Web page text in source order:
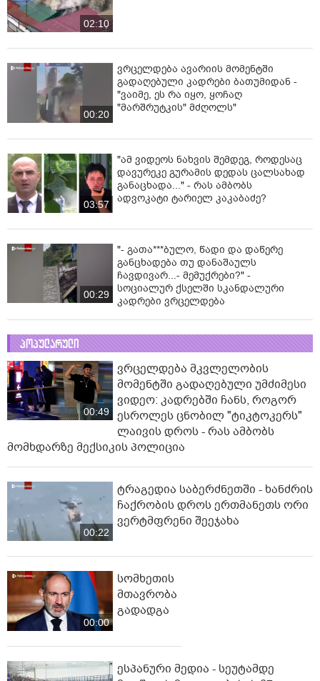
02:10
00:20
ვრცელდება ავარიის მომენტში
გადაღებული კადრები ბათუმიდან -
"ვაიმე, ეს რა იყო, ყოჩაღ
"მარშრუტკის" მძღოლს"
03:57
"ამ ვიდეოს ნახვის შემდეგ, როდესაც
დავურეკე გურამის დედას ცალსახად
განაცხადა..." - რას ამბობს
ადვოკატი ტარიელ კაკაბაძე?
00:29
"- გათა***ბულო, წადი და დაწერე
განცხადება თუ დანაშაულს
ჩავდივარ...- მემუქრები?" -
სოციალურ ქსელში სკანდალური
კადრები ვრცელდება
პოპულარული
00:49
ვრცელდება მკვლელობის
მომენტში გადაღებული უმძიმესი
ვიდეო: კადრებში ჩანს, როგორ
ესროლეს ცნობილ "ტიკტოკერს"
ლაივის დროს - რას ამბობს
მომხდარზე მექსიკის პოლიცია
00:22
ტრაგედია საბერძნეთში - ხანძრის
ჩაქრობის დროს ერთმანეთს ორი
ვერტმფრენი შეეჯახა
00:00
სომხეთის
მთავრობა
გადადგა
ესპანური მედია - სეუტამდე